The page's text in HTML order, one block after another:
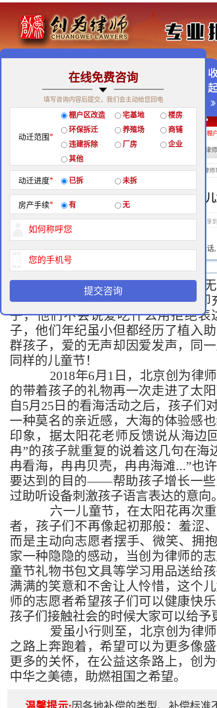
免费咨询热线：400-900-9881
经典案例 | 律师团队 拆迁维权 | 征地维权
房屋拆迁补偿 企业拆迁补偿 厂房拆迁补偿 征地补偿 违章拆迁补偿 棚
热门搜索: 拆迁律师
创为公益 当前位置： 北京创为律师
温暖祖国的花朵，用爱发声！ ——六一
次 分享
免费法律咨询热线:400-900-9881 请输入您的电话
有这样一群孩子，他们天真无
一群孩子，他们的世界虽无声但却
子，他们不会说爱吃什么用拒绝表
子，他们年纪虽小但都经历了植入
群孩子，爱的无声却因爱发声，同
同样的儿童节！
2018年6月1日，北京创为律师
的带着孩子的礼物再一次走进了太
自5月25日的看海活动之后，孩子们
一种莫名的亲近感，大海的体验感
印象，据太阳花老师反馈说从海边
冉”的孩子就重复的说着这几句在海
冉看海，冉冉贝壳，冉冉海滩...”也
要达到的目的——帮助孩子增长一
过助听设备刺激孩子语言表达的意向
六一儿童节，在太阳花再次重
者，孩子们不再像起初那般：羞涩
而是主动向志愿者摆手、微笑、拥
家一种隐隐的感动，当创为律师的
童节礼物书包文具等学习用品送给
满满的笑意和不舍让人怜惜，这个
师的志愿者希望孩子们可以健康快
孩子们接触社会的时候大家可以给予
爱虽小行则至，北京创为律师
之路上奔跑着，希望可以为更多像
更多的关怀，在公益这条路上，创
中华之美德，助燃祖国之希望。
在线免费咨询
填写咨询内容后提交，我们会主动给您回电
动迁范围 *
棚户区改造 宅基地
楼房
环保拆迁
养殖场
商铺
违建拆除
厂房
企业
其他
动迁进度* 已拆 未拆
房产手续* 有 无
提交咨询